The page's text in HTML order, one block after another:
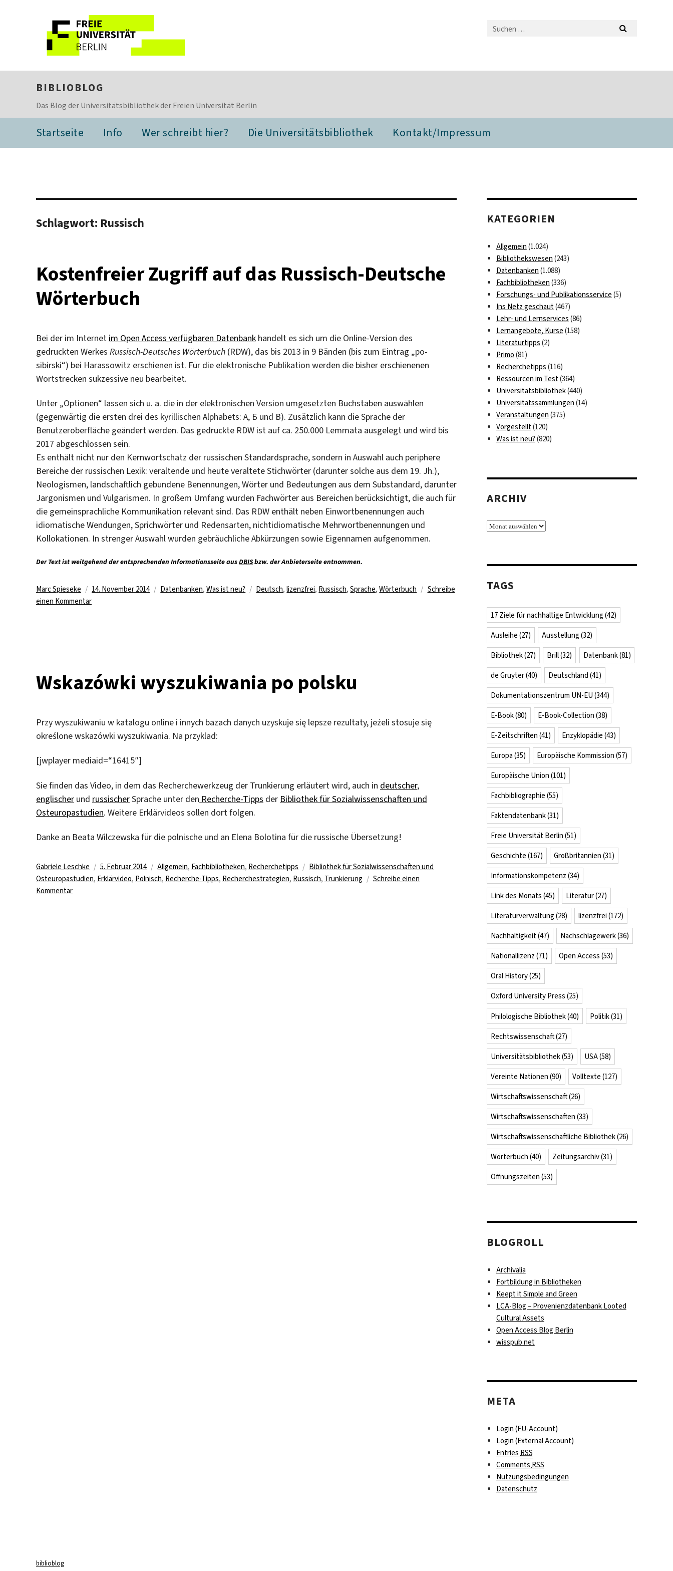
BIBLIOBLOG
Das Blog der Universitätsbibliothek der Freien Universität Berlin
Startseite Info Wer schreibt hier? Die Universitätsbibliothek Kontakt/Impressum
Schlagwort: Russisch
Kostenfreier Zugriff auf das Russisch-Deutsche
Wörterbuch
Bei der im Internet im Open Access verfügbaren Datenbank handelt es sich um die Online-Version des
gedruckten Werkes Russisch-Deutsches Wörterbuch (RDW), das bis 2013 in 9 Bänden (bis zum Eintrag „po-
sibirski“) bei Harassowitz erschienen ist. Für die elektronische Publikation werden die bisher erschienenen
Wortstrecken sukzessive neu bearbeitet.
Unter „Optionen“ lassen sich u. a. die in der elektronischen Version umgesetzten Buchstaben auswählen
(gegenwärtig die ersten drei des kyrillischen Alphabets: А, Б und В). Zusätzlich kann die Sprache der
Benutzeroberfläche geändert werden. Das gedruckte RDW ist auf ca. 250.000 Lemmata ausgelegt und wird bis
2017 abgeschlossen sein.
Es enthält nicht nur den Kernwortschatz der russischen Standardsprache, sondern in Auswahl auch periphere
Bereiche der russischen Lexik: veraltende und heute veraltete Stichwörter (darunter solche aus dem 19. Jh.),
Neologismen, landschaftlich gebundene Benennungen, Wörter und Bedeutungen aus dem Substandard, darunter
Jargonismen und Vulgarismen. In großem Umfang wurden Fachwörter aus Bereichen berücksichtigt, die auch für
die gemeinsprachliche Kommunikation relevant sind. Das RDW enthält neben Einwortbenennungen auch
idiomatische Wendungen, Sprichwörter und Redensarten, nichtidiomatische Mehrwortbenennungen und
Kollokationen. In strenger Auswahl wurden gebräuchliche Abkürzungen sowie Eigennamen aufgenommen.
Der Text ist weitgehend der entsprechenden Informationsseite ausDBISbzw. der Anbieterseite entnommen.
Autor
Marc Spieseke
Veröffentlicht
am
14. November 2014 Kategorien
Datenbanken,Was ist neu? Schlagwörter
Deutsch,lizenzfrei, Russisch,Sprache,Wörterbuch
Schreibe
einen Kommentarzu
Deutsche
Wörterbuch
Wskazówki wyszukiwania po polsku
Przy wyszukiwaniu w katalogu online i innych bazach danych uzyskuje się lepsze rezultaty, jeżeli stosuje się
określone wskazówki wyszukiwania. Na przyklad:
[jwplayer mediaid=“16415″]
Sie finden das Video, in dem das Recherchewerkzeug der Trunkierung erläutert wird, auch in deutscher,
englischer und russischerSprache unter den Recherche-Tipps der Bibliothek für Sozialwissenschaften und
Osteuropastudien. Weitere Erklärvideos sollen dort folgen.
Danke an Beata Wilczewska für die polnische und an Elena Bolotina für die russische Übersetzung!
Autor
Gabriele Leschke
Veröffentlicht
am
5. Februar 2014 Kategorien
Allgemein, Fachbibliotheken, Recherchetipps Schlagwörter
Bibliothek für Sozialwissenschaften und
Osteuropastudien, Erklärvideo, Polnisch, Recherche-Tipps, Recherchestrategien, Russisch, Trunkierung
Schreibe einen
Kommentarzu
KATEGORIEN
Allgemein (1.024)
Bibliothekswesen (243)
Datenbanken (1.088)
Fachbibliotheken (336)
Forschungs- und Publikationsservice (5)
Ins Netz geschaut(467)
Lehr- und Lernservices (86)
Lernangebote, Kurse (158)
Literaturtipps (2)
Primo (81)
Recherchetipps (116)
Ressourcen im Test(364)
Universitätsbibliothek(440)
Universitätssammlungen (14)
Veranstaltungen (375)
Vorgestellt(120)
Was ist neu? (820)
ARCHIV
Archiv
TAGS
17 Ziele für nachhaltige Entwicklung (42)
Ausleihe (27) Ausstellung (32)
Bibliothek(27) Brill(32) Datenbank(81)
de Gruyter(40) Deutschland (41)
Dokumentationszentrum UN-EU (344)
E-Book(80) E-Book-Collection (38)
E-Zeitschriften (41) Enzyklopädie (43)
Europa (35) Europäische Kommission (57)
Europäische Union (101)
Fachbibliographie (55)
Faktendatenbank(31)
Freie Universität Berlin (51)
Geschichte (167) Großbritannien (31)
Informationskompetenz (34)
Link des Monats (45) Literatur(27)
Literaturverwaltung (28) lizenzfrei (172)
Nachhaltigkeit(47) Nachschlagewerk(36)
Nationallizenz (71) Open Access (53)
Oral History(25)
Oxford University Press (25)
Philologische Bibliothek(40) Politik(31)
Rechtswissenschaft(27)
Universitätsbibliothek(53) USA(58)
Vereinte Nationen (90) Volltexte (127)
Wirtschaftswissenschaft(26)
Wirtschaftswissenschaften (33)
Wirtschaftswissenschaftliche Bibliothek(26)
Wörterbuch (40) Zeitungsarchiv(31)
Öffnungszeiten (53)
BLOGROLL
Archivalia
Fortbildung in Bibliotheken
Keept it Simple and Green
LCA-Blog – Provenienzdatenbank Looted
Cultural Assets
Open Access Blog Berlin
wisspub.net
META
Login (FU-Account)
Login (External Account)
EntriesRSS
CommentsRSS
Nutzungsbedingungen
Datenschutz
biblioblog